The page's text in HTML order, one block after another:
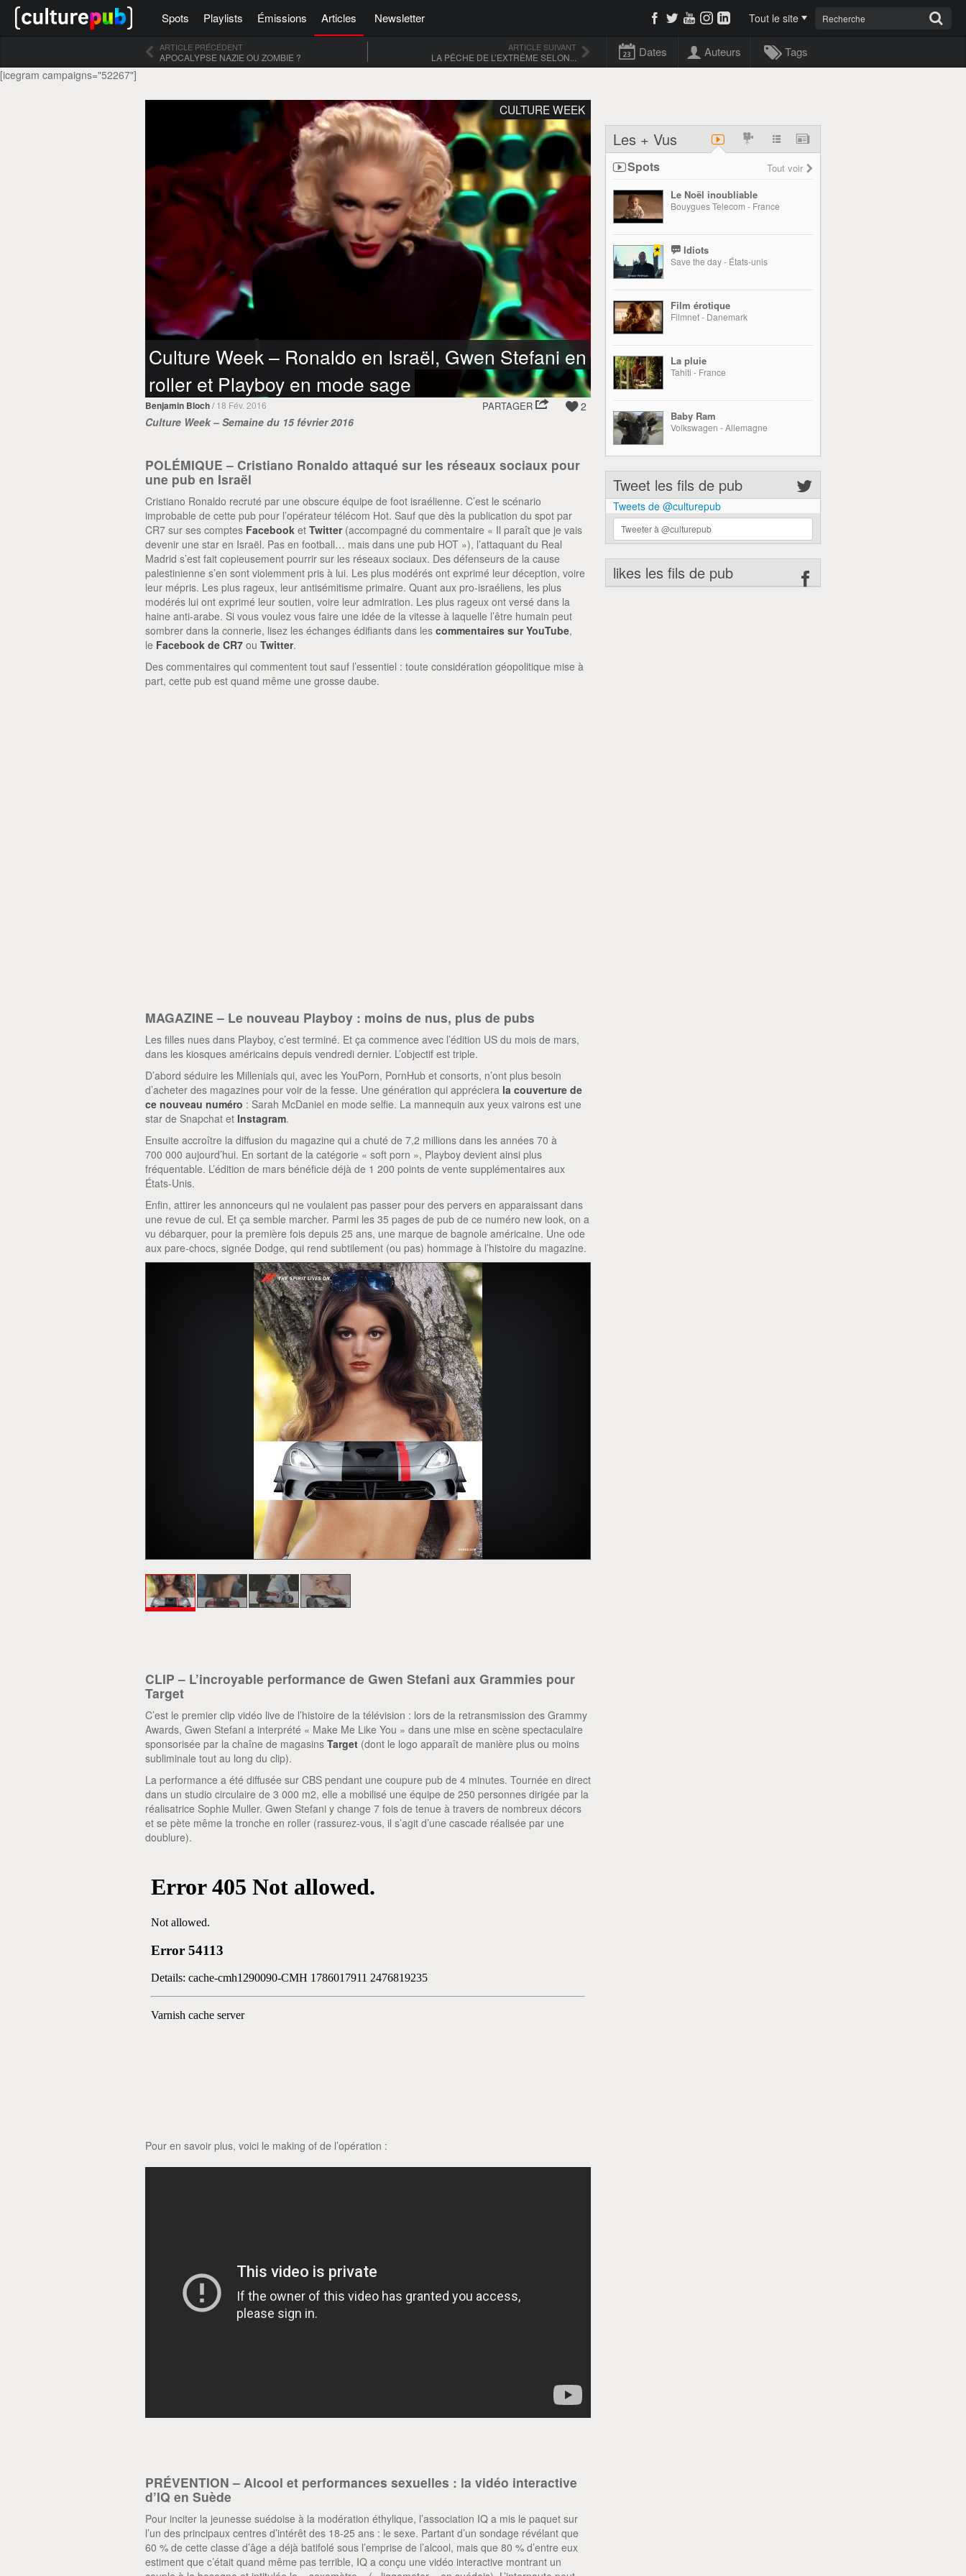
Spots Playlists Émissions Articles Newsletter Tout le site
ARTICLE PRÉCÉDENT
APOCALYPSE NAZIE OU ZOMBIE ?
ARTICLE SUIVANT
LA PÊCHE DE L’EXTRÊME SELON... Dates Auteurs Tags
[icegram campaigns="52267"]
CULTURE WEEK
Culture Week – Ronaldo en Israël, Gwen Stefani en
roller et Playboy en mode sage
Benjamin Bloch/ 18 Fév. 2016 2
PARTAGER
Culture Week – Semaine du 15 février 2016
POLÉMIQUE – Cristiano Ronaldo attaqué sur les réseaux sociaux pour
une pub en Israël
Cristiano Ronaldo recruté par une obscure équipe de foot israélienne. C’est le scénario
improbable de cette pub pour l’opérateur télécom Hot. Sauf que dès la publication du spot par
CR7 sur ses comptes Facebook et Twitter(accompagné du commentaire « Il paraît que je vais
devenir une star en Israël. Pas en football… mais dans une pub HOT »), l’attaquant du Real
Madrid s’est fait copieusement pourrir sur les réseaux sociaux. Des défenseurs de la cause
palestinienne s’en sont violemment pris à lui. Les plus modérés ont exprimé leur déception, voire
leur mépris. Les plus rageux, leur antisémitisme primaire. Quant aux pro-israéliens, les plus
modérés lui ont exprimé leur soutien, voire leur admiration. Les plus rageux ont versé dans la
haine anti-arabe. Si vous voulez vous faire une idée de la vitesse à laquelle l’être humain peut
sombrer dans la connerie, lisez les échanges édifiants dans les commentaires sur YouTube,
le Facebook de CR7 ou Twitter.
Des commentaires qui commentent tout sauf l’essentiel : toute considération géopolitique mise à
part, cette pub est quand même une grosse daube.
MAGAZINE – Le nouveau Playboy : moins de nus, plus de pubs
Les filles nues dans Playboy, c’est terminé. Et ça commence avec l’édition US du mois de mars,
dans les kiosques américains depuis vendredi dernier. L’objectif est triple.
D’abord séduire les Millenials qui, avec les YouPorn, PornHub et consorts, n’ont plus besoin
d’acheter des magazines pour voir de la fesse. Une génération qui appréciera la couverture de
ce nouveau numéro : Sarah McDaniel en mode selfie. La mannequin aux yeux vairons est une
star de Snapchat et Instagram.
Ensuite accroître la diffusion du magazine qui a chuté de 7,2 millions dans les années 70 à
700 000 aujourd’hui. En sortant de la catégorie « soft porn », Playboy devient ainsi plus
fréquentable. L’édition de mars bénéficie déjà de 1 200 points de vente supplémentaires aux
États-Unis.
Enfin, attirer les annonceurs qui ne voulaient pas passer pour des pervers en apparaissant dans
une revue de cul. Et ça semble marcher. Parmi les 35 pages de pub de ce numéro new look, on a
vu débarquer, pour la première fois depuis 25 ans, une marque de bagnole américaine. Une ode
aux pare-chocs, signée Dodge, qui rend subtilement (ou pas) hommage à l’histoire du magazine.
CLIP – L’incroyable performance de Gwen Stefani aux Grammies pour
Target
C’est le premier clip vidéo live de l’histoire de la télévision : lors de la retransmission des Grammy
Awards, Gwen Stefani a interprété « Make Me Like You » dans une mise en scène spectaculaire
sponsorisée par la chaîne de magasins Target (dont le logo apparaît de manière plus ou moins
subliminale tout au long du clip).
La performance a été diffusée sur CBS pendant une coupure pub de 4 minutes. Tournée en direct
dans un studio circulaire de 3 000 m2, elle a mobilisé une équipe de 250 personnes dirigée par la
réalisatrice Sophie Muller. Gwen Stefani y change 7 fois de tenue à travers de nombreux décors
et se pète même la tronche en roller (rassurez-vous, il s’agit d’une cascade réalisée par une
doublure).
Pour en savoir plus, voici le making of de l’opération :
PRÉVENTION – Alcool et performances sexuelles : la vidéo interactive
d’IQ en Suède
Pour inciter la jeunesse suédoise à la modération éthylique, l’association IQ a mis le paquet sur
l’un des principaux centres d’intérêt des 18-25 ans : le sexe. Partant d’un sondage révélant que
60 % de cette classe d’âge a déjà batifolé sous l’emprise de l’alcool, mais que 80 % d’entre eux
estiment que c’était quand même pas terrible, IQ a conçu une vidéo interactive montrant un
Les + Vus
Spots
Tout voir
Le Noël inoubliable
Bouygues Telecom - France
Idiots
Save the day - États-unis
Film érotique
Filmnet - Danemark
La pluie
Tahiti - France
Baby Ram
Volkswagen - Allemagne
Tweet les fils de pub
Tweets de @culturepub
Tweeter à @culturepub
likes les fils de pub